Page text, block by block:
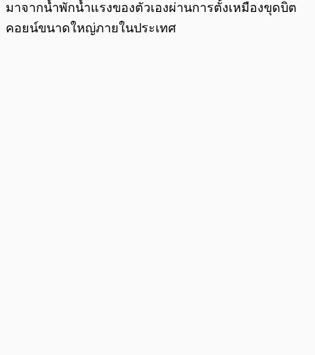
มาจากน้ำพักน้ำแรงของตัวเองผ่านการตั้งเหมืองขุดบิต
คอยน์ขนาดใหญ่ภายในประเทศ